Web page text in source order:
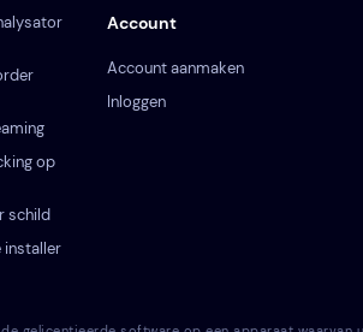
Account
Account aanmaken
Inloggen
op
schild
installer